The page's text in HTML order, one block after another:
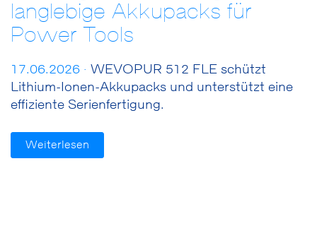
langlebige Akkupacks für
Power Tools
17.06.2026 · WEVOPUR 512 FLE schützt
Lithium-Ionen-Akkupacks und unterstützt eine
effiziente Serienfertigung.
Weiterlesen